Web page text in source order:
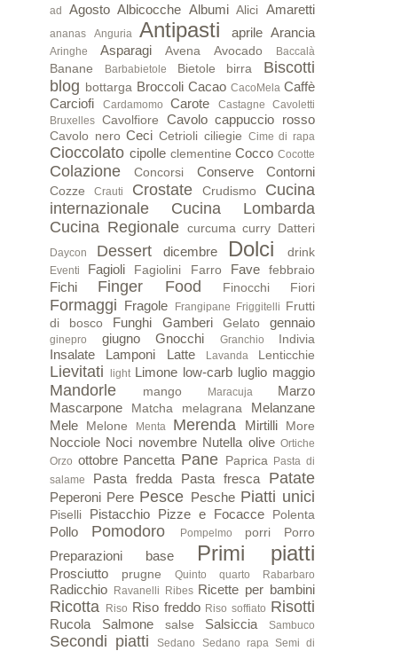
ad Agosto Albicocche Albumi Alici Amaretti
ananas Anguria Antipasti aprile Arancia
Aringhe Asparagi Avena Avocado Baccalà
Banane Barbabietole Bietole birra
Biscotti
blog bottarga Broccoli Cacao CacoMela Caffè
Carciofi
Cardamomo Carote Castagne
Cavoletti
Bruxelles Cavolfiore Cavolo cappuccio rosso
Cavolo nero Ceci Cetrioli ciliegie Cime di rapa
Cioccolato cipolle clementine Cocco Cocotte
Colazione Concorsi Conserve Contorni
Cozze Crauti Crostate Crudismo
Cucina
internazionale
Cucina Lombarda
Cucina Regionale
curcuma curry Datteri
Daycon Dessert dicembre Dolci drink
Eventi Fagioli Fagiolini Farro Fave febbraio
Fichi Finger Food Finocchi Fiori
Formaggi Fragole Frangipane Friggitelli Frutti
di bosco
Funghi Gamberi Gelato gennaio
ginepro giugno Gnocchi Granchio Indivia
Insalate Lamponi Latte Lavanda Lenticchie
Lievitati light Limone low-carb luglio maggio
Mandorle mango Maracuja
Marzo
Mascarpone
Matcha melagrana
Melanzane
Mele
Melone Menta Merenda Mirtilli More
Nocciole Noci novembre Nutella olive Ortiche
Orzo ottobre Pancetta Pane Paprica Pasta di
salame
Pasta fredda Pasta fresca Patate
Peperoni Pere Pesce Pesche Piatti unici
Piselli Pistacchio Pizze e Focacce Polenta
Pollo Pomodoro Pompelmo porri Porro
Preparazioni base Primi piatti
Prosciutto prugne Quinto quarto Rabarbaro
Radicchio Ravanelli Ribes Ricette per bambini
Ricotta Riso Riso freddo Riso soffiato Risotti
Rucola Salmone salse Salsiccia Sambuco
Secondi piatti Sedano Sedano rapa Semi di